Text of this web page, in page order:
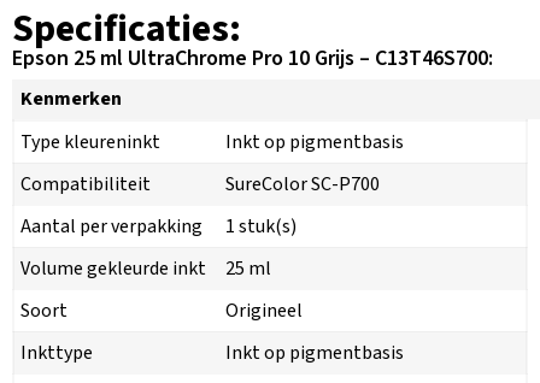
Specificaties:
Epson 25 ml UltraChrome Pro 10 Grijs – C13T46S700:
Kenmerken
Type kleureninkt
Inkt op pigmentbasis
Compatibiliteit
SureColor SC-P700
Aantal per verpakking
1 stuk(s)
Volume gekleurde inkt
25 ml
Soort
Origineel
Inkttype
Inkt op pigmentbasis